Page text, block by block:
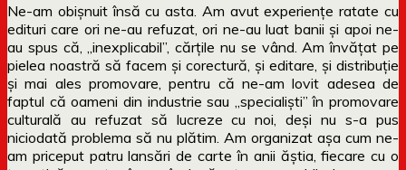
Ne-am obișnuit însă cu asta. Am avut experiențe ratate cu
edituri care ori ne-au refuzat, ori ne-au luat banii și apoi ne-
au spus că, „inexplicabil”, cărțile nu se vând. Am învățat pe
pielea noastră să facem și corectură, și editare, și distribuție
și mai ales promovare, pentru că ne-am lovit adesea de
faptul că oameni din industrie sau „specialiști” în promovare
culturală au refuzat să lucreze cu noi, deși nu s-a pus
niciodată problema să nu plătim. Am organizat așa cum ne-
am priceput patru lansări de carte în anii ăștia, fiecare cu o